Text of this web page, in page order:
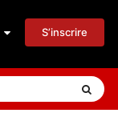
S’inscrire